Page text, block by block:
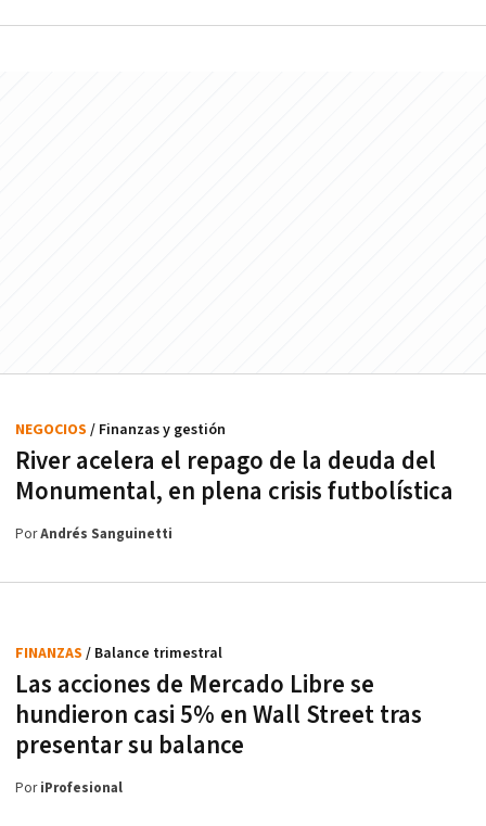
River acelera el repago de la deuda del
Monumental, en plena crisis futbolística
NEGOCIOS / Finanzas y gestión
PorAndrés Sanguinetti
Las acciones de Mercado Libre se
hundieron casi 5% en Wall Street tras
presentar su balance
FINANZAS / Balance trimestral
PoriProfesional